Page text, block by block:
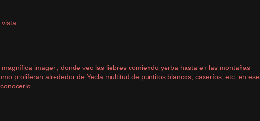
imagen, donde veo las liebres comiendo yerba hasta en las montañas
proliferan alrededor de Yecla multitud de puntitos blancos, caseríos, etc. en ese